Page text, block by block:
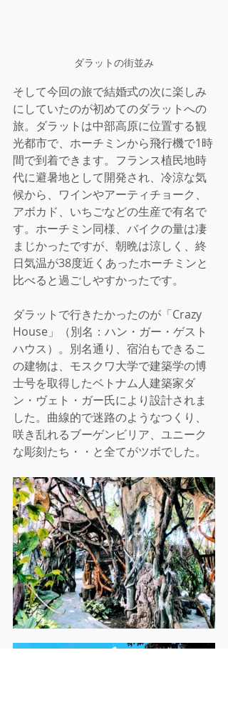
ダラットの街並み
そして今回の旅で結婚式の次に楽しみ
にしていたのが初めてのダラットへの
旅。ダラットは中部高原に位置する観
光都市で、ホーチミンから飛行機で1時
間で到着できます。フランス植民地時
代に避暑地として開発され、冷涼な気
候から、ワインやアーティチョーク、
アボカド、いちごなどの生産で有名で
す。ホーチミン同様、バイクの量は凄
まじかったですが、朝晩は涼しく、終
日気温が38度近くあったホーチミンと
比べると過ごしやすかったです。
ダラットで行きたかったのが「Crazy
House」（別名：ハン・ガー・ゲスト
ハウス）。別名通り、宿泊もできるこ
の建物は、モスクワ大学で建築学の博
士号を取得したベトナム人建築家ダ
ン・ヴェト・ガー氏により設計されま
した。曲線的で迷路のようなつくり、
咲き乱れるブーゲンビリア、ユニーク
な彫刻たち・・と全てがツボでした。